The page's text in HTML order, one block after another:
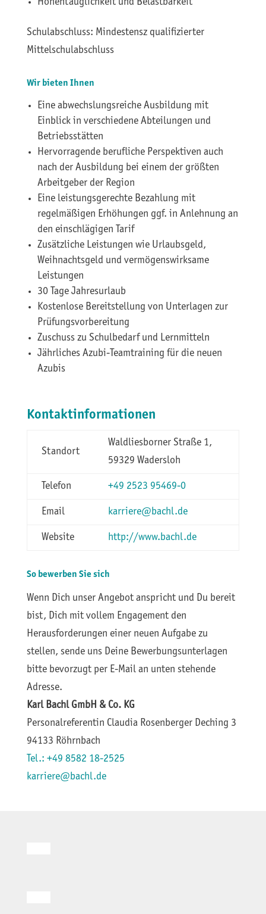
Höhentauglichkeit und Belastbarkeit
Schulabschluss: Mindestensz qualifizierter
Mittelschulabschluss
Wir bieten Ihnen
Eine abwechslungsreiche Ausbildung mit
Einblick in verschiedene Abteilungen und
Betriebsstätten
Hervorragende berufliche Perspektiven auch
nach der Ausbildung bei einem der größten
Arbeitgeber der Region
Eine leistungsgerechte Bezahlung mit
regelmäßigen Erhöhungen ggf. in Anlehnung an
den einschlägigen Tarif
Zusätzliche Leistungen wie Urlaubsgeld,
Weihnachtsgeld und vermögenswirksame
Leistungen
30 Tage Jahresurlaub
Kostenlose Bereitstellung von Unterlagen zur
Prüfungsvorbereitung
Zuschuss zu Schulbedarf und Lernmitteln
Jährliches Azubi-Teamtraining für die neuen
Azubis
Kontaktinformationen
Standort
Waldliesborner Straße 1,
59329 Wadersloh
Telefon +49 2523 95469-0
Email karriere@bachl.de
Website http://www.bachl.de
So bewerben Sie sich
Wenn Dich unser Angebot anspricht und Du bereit
bist, Dich mit vollem Engagement den
Herausforderungen einer neuen Aufgabe zu
stellen, sende uns Deine Bewerbungsunterlagen
bitte bevorzugt per E-Mail an unten stehende
Adresse.
Karl Bachl GmbH & Co. KG
Personalreferentin Claudia Rosenberger Deching 3
94133 Röhrnbach
Tel.: +49 8582 18-2525
karriere@bachl.de